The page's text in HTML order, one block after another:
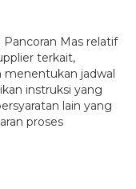
Mas relatif
terkait,
menentukan jadwal
instruksi yang
lain yang
proses